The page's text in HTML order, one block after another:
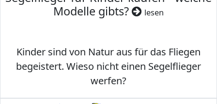
Modelle gibts?
lesen
Kinder sind von Natur aus für das Fliegen
begeistert. Wieso nicht einen Segelflieger
werfen?